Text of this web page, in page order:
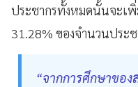
ประชากรทั้งหมดนั้นจะเ
31.28% ของจำนวนประ
“จากการศึกษาของ